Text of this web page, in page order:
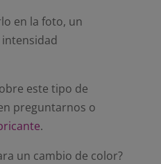
en la foto, un
este tipo de
preguntarnos o
.
un cambio de color?